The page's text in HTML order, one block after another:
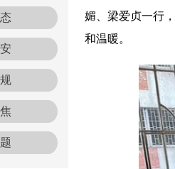
媚、梁爱贞一行
和温暖。